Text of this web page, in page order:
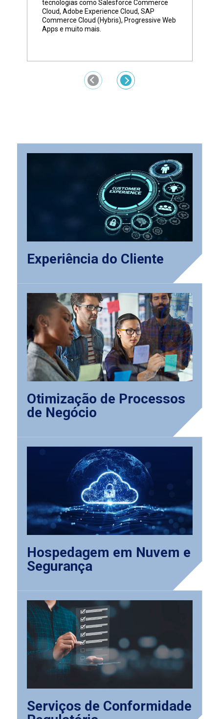
Previous
tecnologias como Salesforce Commerce
Cloud, Adobe Experience Cloud, SAP
Commerce Cloud (Hybris), Progressive Web
Apps e muito mais.
Next
Experiência do Cliente
Otimização de Processos
de Negócio
Hospedagem em Nuvem e
Segurança
Serviços de Conformidade